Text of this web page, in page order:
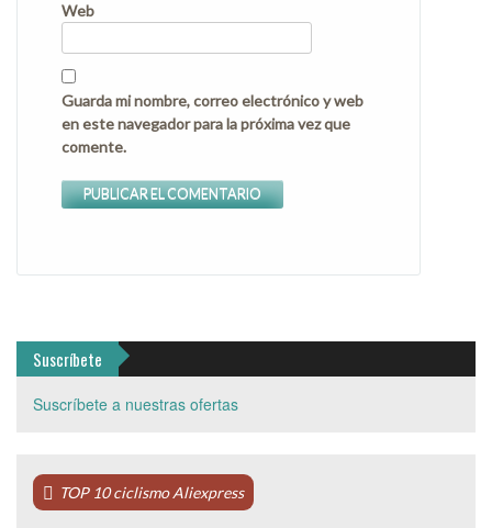
Web
Guarda mi nombre, correo electrónico y web
en este navegador para la próxima vez que
comente.
Suscríbete
Suscríbete a nuestras ofertas
TOP 10 ciclismo Aliexpress